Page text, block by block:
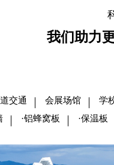
我们助力
交通 会展场馆 学
·铝蜂窝板 ·保温板